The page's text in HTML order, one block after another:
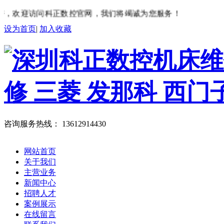
欢迎访问科正数控官网，我们将竭诚为您服务！
设为首页| 加入收藏
咨询服务热线： 13612914430
网站首页
关于我们
主营业务
新闻中心
招聘人才
案例展示
在线留言